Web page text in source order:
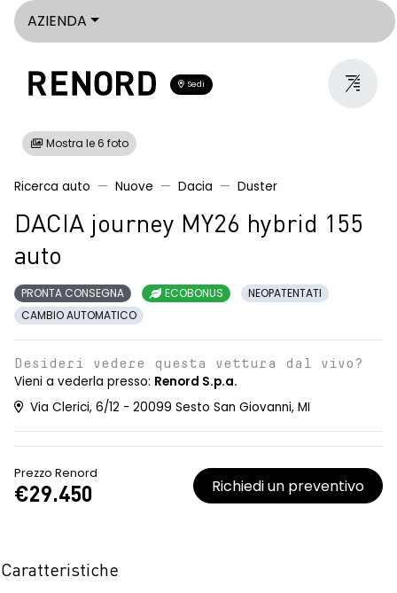
AZIENDA
Sedi
Mostra le 6 foto
Ricerca auto Nuove Dacia Duster
DACIA journey MY26 hybrid 155
auto
PRONTA CONSEGNA ECOBONUS
NEOPATENTATI
CAMBIO AUTOMATICO
Desideri vedere questa vettura dal vivo?
Vieni a vederla presso: Renord S.p.a.
Via Clerici, 6/12 - 20099 Sesto San Giovanni, MI
Prezzo Renord
€29.450 Richiedi un preventivo
Caratteristiche